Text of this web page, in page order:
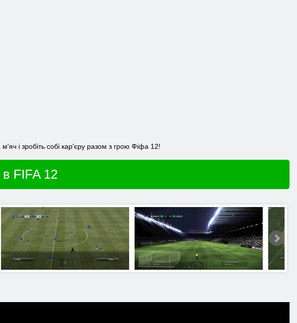
і зробіть собі кар'єру разом з грою Фіфа 12!
в FIFA 12